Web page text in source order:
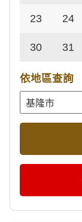
23 24
30 31
依地區查詢